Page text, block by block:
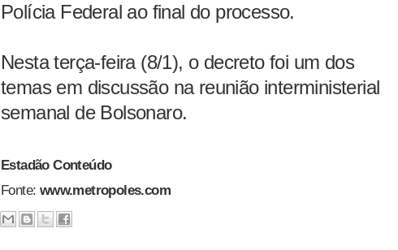
Polícia Federal ao final do processo.
Nesta terça-feira (8/1), o decreto foi um dos
temas em discussão na reunião interministerial
semanal de Bolsonaro.
Estadão Conteúdo
Fonte: www.metropoles.com